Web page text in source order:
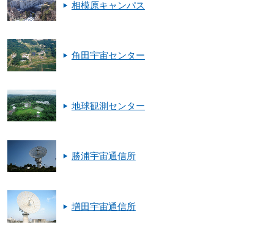
相模原キャンパス
角田宇宙センター
地球観測センター
勝浦宇宙通信所
増田宇宙通信所